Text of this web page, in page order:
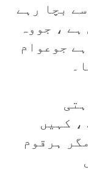
بچا رہے
، جووہ
جوعوام
، کہیں
ہرقوم